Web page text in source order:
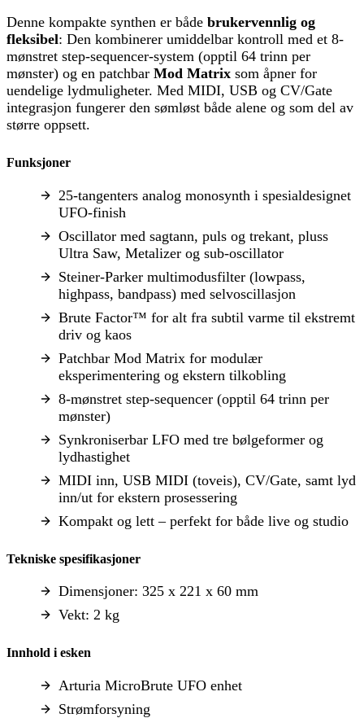
Denne kompakte synthen er både brukervennlig og
fleksibel: Den kombinerer umiddelbar kontroll med et 8-
mønstret step-sequencer-system (opptil 64 trinn per
mønster) og en patchbar Mod Matrix som åpner for
uendelige lydmuligheter. Med MIDI, USB og CV/Gate
integrasjon fungerer den sømløst både alene og som del av
større oppsett.
Funksjoner
25-tangenters analog monosynth i spesialdesignet
UFO-finish
Oscillator med sagtann, puls og trekant, pluss
Ultra Saw, Metalizer og sub-oscillator
Steiner-Parker multimodusfilter (lowpass,
highpass, bandpass) med selvoscillasjon
Brute Factor™ for alt fra subtil varme til ekstremt
driv og kaos
Patchbar Mod Matrix for modulær
eksperimentering og ekstern tilkobling
8-mønstret step-sequencer (opptil 64 trinn per
mønster)
Synkroniserbar LFO med tre bølgeformer og
lydhastighet
MIDI inn, USB MIDI (toveis), CV/Gate, samt lyd
inn/ut for ekstern prosessering
Kompakt og lett – perfekt for både live og studio
Tekniske spesifikasjoner
Dimensjoner: 325 x 221 x 60 mm
Vekt: 2 kg
Innhold i esken
Arturia MicroBrute UFO enhet
Strømforsyning